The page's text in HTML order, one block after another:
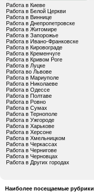
Работа в Киеве
Работа в Белой Церкви
Работа в Виннице
Работа в Днепропетровске
Работа в Житомире
Работа в Запорожье
Работа в Ивано-Франковске
Работа в Кировограде
Работа в Кременчуге
Работа в Кривом Роге
Работа в Луцке
Работа во Львове
Работа в Мариуполе
Работа в Николаеве
Работа в Одессе
Работа в Полтаве
Работа в Ровно
Работа в Сумах
Работа в Тернополе
Работа в Ужгороде
Работа в Харькове
Работа в Херсоне
Работа в Хмельницком
Работа в Черкассах
Работа в Чернигове
Работа в Черновцах
Работа в Других городах
Наиболее посещаемые рубрики